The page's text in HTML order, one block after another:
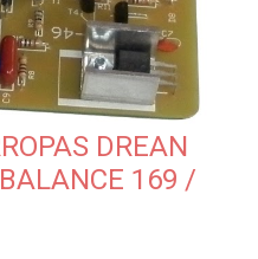
DREAN
169 /